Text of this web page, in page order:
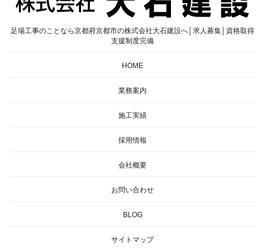
足場工事のことなら京都府京都市の株式会社大石建設へ│求人募集│資格取得
支援制度完備
HOME
業務案内
施工実績
採用情報
会社概要
お問い合わせ
BLOG
サイトマップ